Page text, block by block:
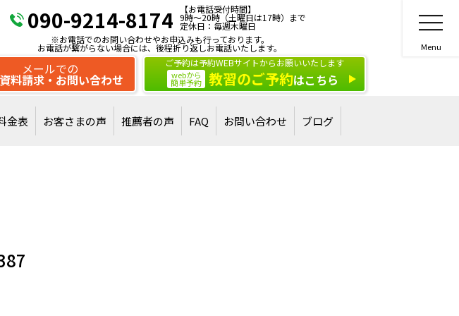
090-9214-8174 【お電話受付時間】
9時～20時（土曜日は17時）まで
定休日：毎週木曜日
※お電話でのお問い合わせやお申込みも行っております。
お電話が繋がらない場合には、後程折り返しお電話いたします。
メールでの
料請求・お問い合わせ
ご予約は予約WEBサイトからお願いいたします
webから
簡単予約 教習のご予約はこちら
金表 お客さまの声 推薦者の声 FAQ お問い合わせ ブログ